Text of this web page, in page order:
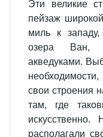
Эти великие
пейзаж
миль к
озера Ван,
акведуками.
свои строения
там, где
располагали